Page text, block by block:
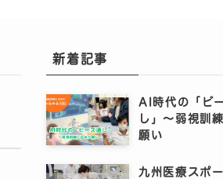
新着記事
AI時代の「ビ
し」〜弱視訓
願い
九州医療スポ